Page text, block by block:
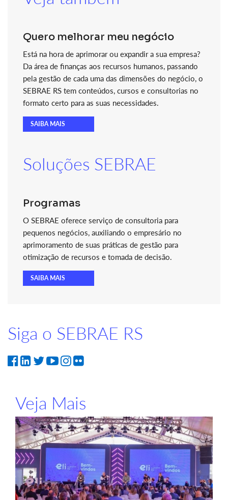
Quero melhorar meu negócio
Está na hora de aprimorar ou expandir a sua empresa?
Da área de finanças aos recursos humanos, passando
pela gestão de cada uma das dimensões do negócio, o
SEBRAE RS tem conteúdos, cursos e consultorias no
formato certo para as suas necessidades.
SAIBA MAIS
Soluções SEBRAE
Programas
O SEBRAE oferece serviço de consultoria para
pequenos negócios, auxiliando o empresário no
aprimoramento de suas práticas de gestão para
otimização de recursos e tomada de decisão.
SAIBA MAIS
Siga o SEBRAE RS
Veja Mais